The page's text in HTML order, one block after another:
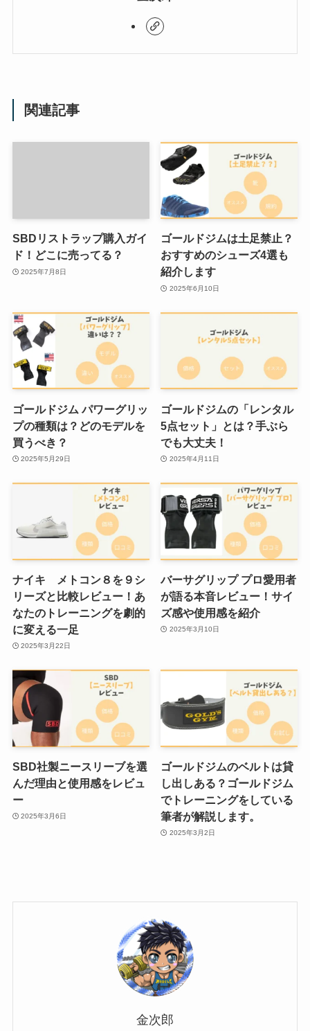
関連記事
SBDリストラップ購入ガイ
ド！どこに売ってる？
2025年7月8日
ゴールドジムは土足禁止？
おすすめのシューズ4選も
紹介します
2025年6月10日
ゴールドジム パワーグリッ
プの種類は？どのモデルを
買うべき？
2025年5月29日
ゴールドジムの「レンタル
5点セット」とは？手ぶら
でも大丈夫！
2025年4月11日
ナイキ メトコン８を９シ
リーズと比較レビュー！あ
なたのトレーニングを劇的
に変える一足
2025年3月22日
バーサグリップ プロ愛用者
が語る本音レビュー！サイ
ズ感や使用感を紹介
2025年3月10日
SBD社製ニースリーブを選
んだ理由と使用感をレビュ
ー
2025年3月6日
ゴールドジムのベルトは貸
し出しある？ゴールドジム
でトレーニングをしている
筆者が解説します。
2025年3月2日
金次郎